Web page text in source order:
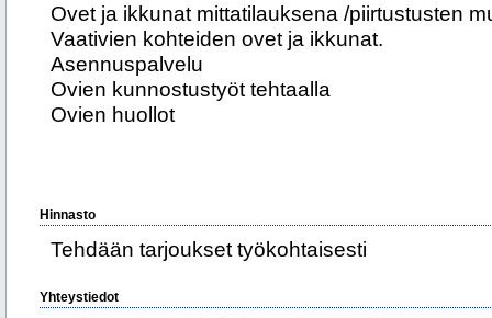
Ovet ja ikkunat mittatilauksena /piirtustusten
Vaativien kohteiden ovet ja ikkunat.
Asennuspalvelu
Ovien kunnostustyöt tehtaalla
Ovien huollot
Hinnasto
Tehdään tarjoukset työkohtaisesti
Yhteystiedot